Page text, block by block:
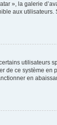
», la galerie
aux
utilisateurs
de ce système en
en